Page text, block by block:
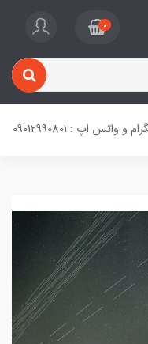
0
واتس اپ : 09012990801